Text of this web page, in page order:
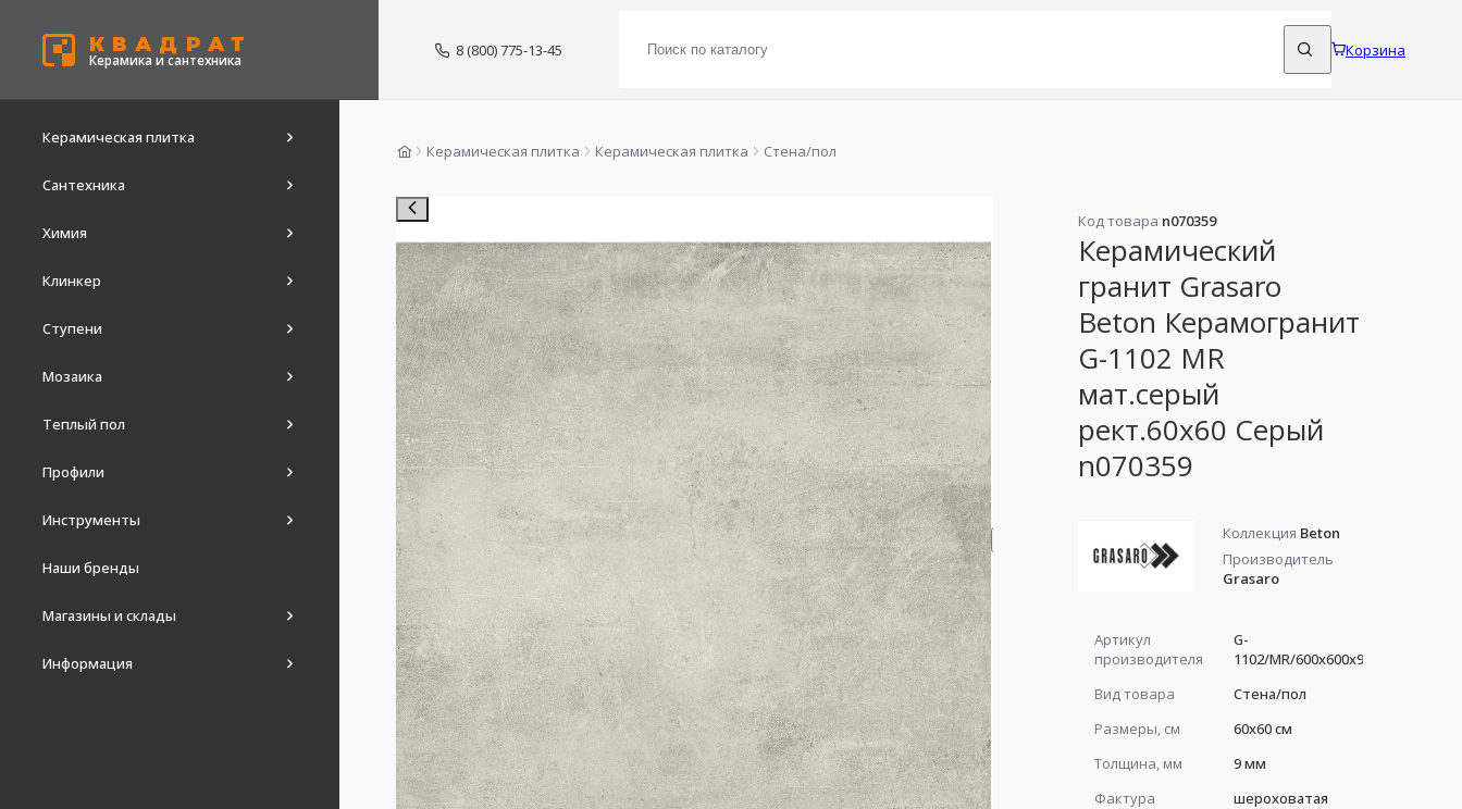
КВАДРАТ
Керамика и сантехника
8 (800) 775-13-45 Корзина
Керамическая плитка
Сантехника
Химия
Клинкер
Ступени
Мозаика
Теплый пол
Профили
Инструменты
Наши бренды
Магазины и склады
Информация
Керамическая плитка Керамическая плитка Стена/пол
Код товара n070359
Керамический
гранит Grasaro
Beton Керамогранит
G-1102 MR
мат.серый
рект.60x60 Серый
n070359
Коллекция Beton
Производитель
Grasaro
Артикул
производителя
G-
1102/MR/600x600x9
Вид товара
Стена/пол
Размеры, см
60x60 см
Толщина, мм
9 мм
Фактура
шероховатая